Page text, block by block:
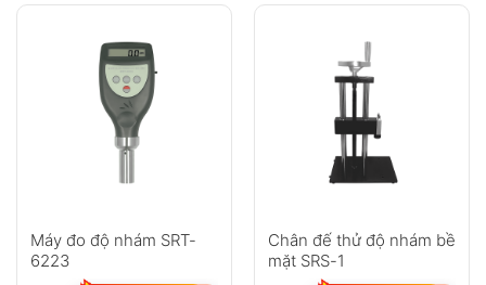
Máy đo độ nhám SRT-
6223
Chân đế thử độ nhám bề
mặt SRS-1